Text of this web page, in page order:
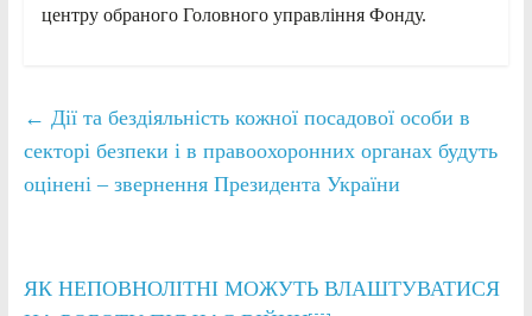
центру обраного Головного управління Фонду.
← Дії та бездіяльність кожної посадової особи в
секторі безпеки і в правоохоронних органах будуть
оцінені – звернення Президента України
ЯК НЕПОВНОЛІТНІ МОЖУТЬ ВЛАШТУВАТИСЯ